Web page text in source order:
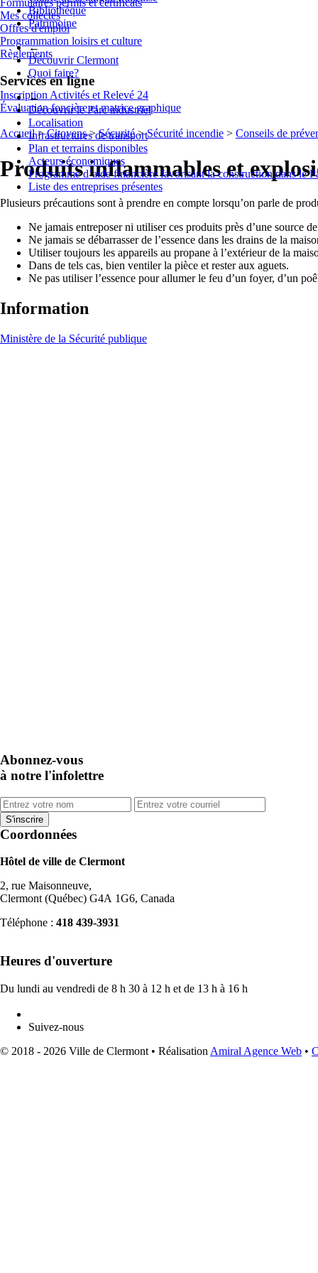
Bibliothèque
Patrimoine
←
Découvrir Clermont
Quoi faire?
←
Découvrir le Parc industriel
Localisation
Infrastructures de transport
Plan et terrains disponibles
Acteurs économiques
Programme d’aide financière favorisant la construction dans le
Liste des entreprises présentes
Mes collectes
Offres d'emploi
Programmation loisirs et culture
Règlements
Services en ligne
Inscription Activités et Relevé 24
Évaluation foncière et matrice graphique
Accueil>Citoyens>Sécurité>Sécurité incendie > Conseils de
Produits inflammables et
Plusieurs précautions sont à prendre en compte lorsqu’on parle de
Ne jamais entreposer ni utiliser ces produits près d’une source
Ne jamais se débarrasser de l’essence dans les drains de la
Utiliser toujours les appareils au propane à l’extérieur de la
Dans de tels cas, bien ventiler la pièce et rester aux aguets.
Ne pas utiliser l’essence pour allumer le feu d’un foyer, d’un
Information
Ministère de la Sécurité publique
Abonnez-vous
à notre l'infolettre
Coordonnées
Hôtel de ville de Clermont
2, rue Maisonneuve,
Clermont (Québec) G4A 1G6, Canada
Téléphone : 418 439-3931
Heures d'ouverture
Du lundi au vendredi de 8 h 30 à 12 h et de 13 h à 16 h
Suivez-nous
© 2018 - 2026 Ville de Clermont • Réalisation Amiral Agence Web •